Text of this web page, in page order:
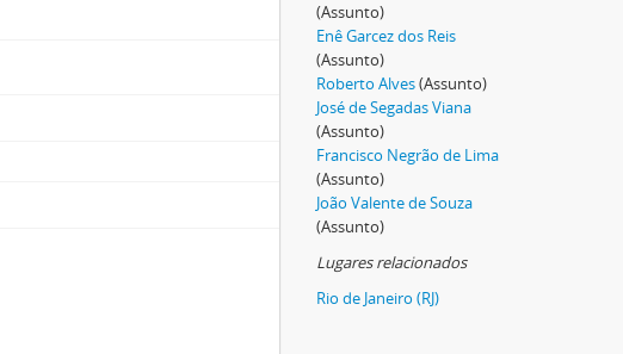
(Assunto)
Enê Garcez dos Reis
(Assunto)
Roberto Alves(Assunto)
José de Segadas Viana
(Assunto)
Francisco Negrão de Lima
(Assunto)
João Valente de Souza
(Assunto)
Lugares relacionados
Rio de Janeiro (RJ)